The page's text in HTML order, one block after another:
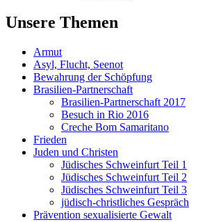
Unsere Themen
Armut
Asyl, Flucht, Seenot
Bewahrung der Schöpfung
Brasilien-Partnerschaft
Brasilien-Partnerschaft 2017
Besuch in Rio 2016
Creche Bom Samaritano
Frieden
Juden und Christen
Jüdisches Schweinfurt Teil 1
Jüdisches Schweinfurt Teil 2
Jüdisches Schweinfurt Teil 3
jüdisch-christliches Gespräch
Prävention sexualisierte Gewalt